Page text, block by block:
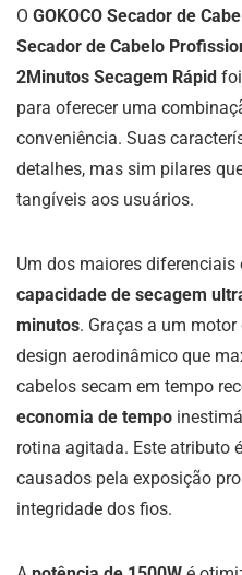
O GOKOCO Secador de
Secador de Cabelo
2Minutos Secagem Rápid
para oferecer uma
conveniência. Suas
detalhes, mas sim pilares
tangíveis aos usuários.
Um dos maiores diferenciais
capacidade de secagem
minutos. Graças a um
design aerodinâmico que
cabelos secam em tempo
economia de tempo
rotina agitada. Este atributo
causados pela exposição
integridade dos fios.